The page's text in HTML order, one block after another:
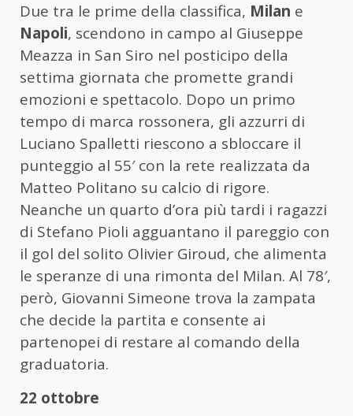
Due tra le prime della classifica, Milan e
Napoli, scendono in campo al Giuseppe
Meazza in San Siro nel posticipo della
settima giornata che promette grandi
emozioni e spettacolo. Dopo un primo
tempo di marca rossonera, gli azzurri di
Luciano Spalletti riescono a sbloccare il
punteggio al 55′ con la rete realizzata da
Matteo Politano su calcio di rigore.
Neanche un quarto d’ora più tardi i ragazzi
di Stefano Pioli agguantano il pareggio con
il gol del solito Olivier Giroud, che alimenta
le speranze di una rimonta del Milan. Al 78′,
però, Giovanni Simeone trova la zampata
che decide la partita e consente ai
partenopei di restare al comando della
graduatoria.
22 ottobre